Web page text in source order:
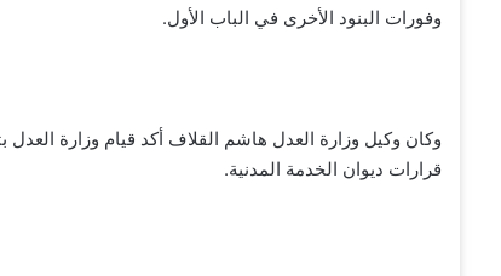
وفورات البنود الأخرى في الباب الأول.
وكان وكيل وزارة العدل هاشم القلاف أكد قيام وزارة
قرارات ديوان الخدمة المدنية.